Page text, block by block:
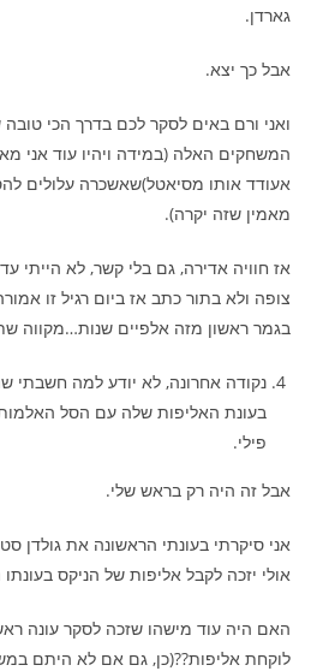
גארדן.
אבל כך יצא.
ואני ורם באים לסקר לכם בדרך הכי
המשחקים האלה (במידה ויהיו עוד אני
אעודד אותו מסיאטל)שאשכרה עלולים
מאמין שזה יקרה).
אז חוויה אדירה, גם בלי קשר, לא הייתי
צופה ולא בתור כתב אז ביום רגיל זו
בגמר ראשון מזה אלפיים שנות…מקווה
נקודה אחרונה, לא יודע למה חשבתי
בעונת האליפות שלה עם הסל
פילי.
אבל זה היה רק בראש שלי.
אני סיקרתי בעונתי הראשונה את גולדן
אולי יזכה לקבל אליפות של הניקס
האם היה עוד מישהו שזכה לסקר עונה
לוקחת אליפות??(כן, גם אם לא היתם